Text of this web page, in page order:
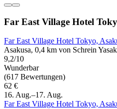
Far East Village Hotel
Far East Village Hotel Tokyo,
Asakusa, 0,4 km von Schrein
9,2/10
Wunderbar
(617 Bewertungen)
62 €
16. Aug.–17. Aug.
Far East Village Hotel Tokyo,